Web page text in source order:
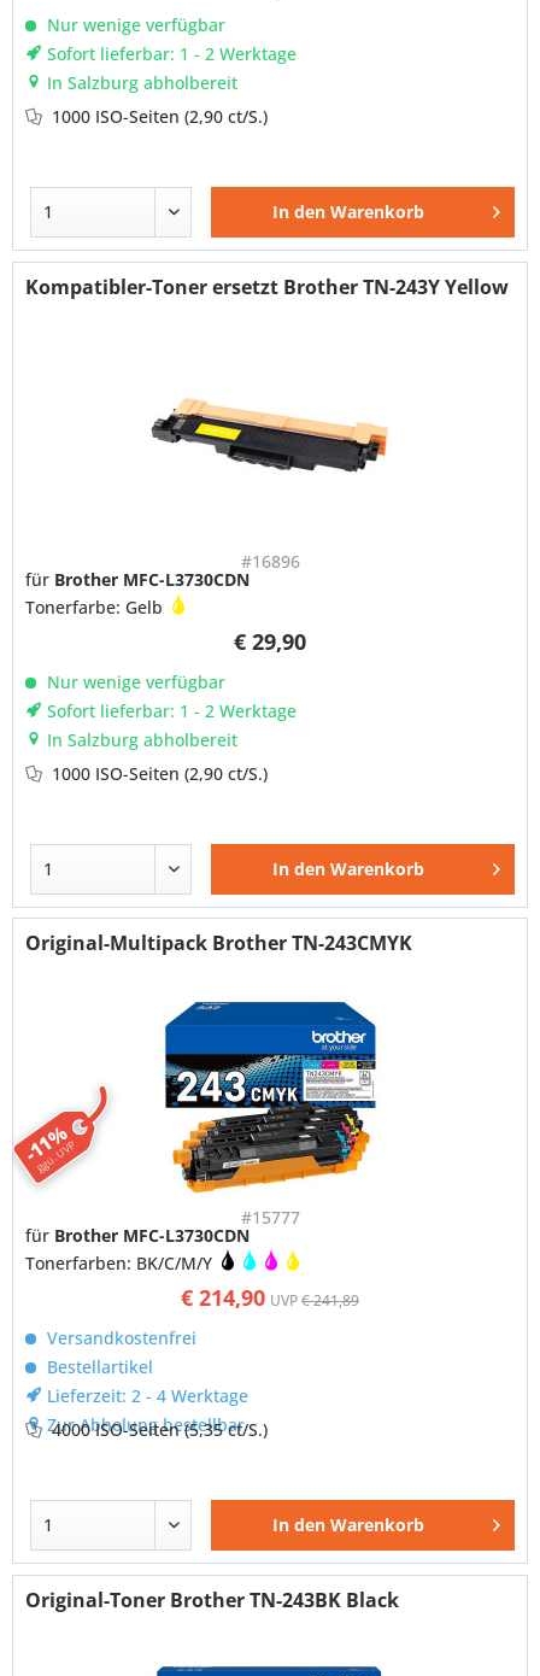
Nur wenige verfügbar
Sofort lieferbar: 1 - 2 Werktage
In Salzburg abholbereit
1000 ISO-Seiten(2,90 ct/S.)
In den Warenkorb
Kompatibler-Toner ersetzt Brother TN-243Y Yellow
#16896
€ 29,90
für Brother MFC-L3730CDN
Tonerfarbe: Gelb
Nur wenige verfügbar
Sofort lieferbar: 1 - 2 Werktage
In Salzburg abholbereit
1000 ISO-Seiten(2,90 ct/S.)
In den Warenkorb
-11%
ggü. UVP
Original-Multipack Brother TN-243CMYK
#15777
€ 214,90 UVP€ 241,89
für Brother MFC-L3730CDN
Tonerfarben: BK/C/M/Y
Versandkostenfrei
Bestellartikel
Lieferzeit: 2 - 4 Werktage
Zur Abholung bestellbar
4000 ISO-Seiten(5,35 ct/S.)
In den Warenkorb
Original-Toner Brother TN-243BK Black